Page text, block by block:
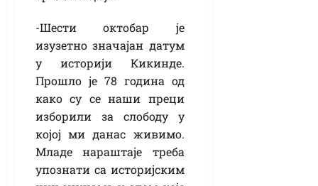
-Шести октобар је
изузетно значајан датум
у историји Кикинде.
Прошло је 78 година од
како су се наши преци
изборили за слободу у
којој ми данас живимо.
Младе нараштаје треба
упознати са историјским